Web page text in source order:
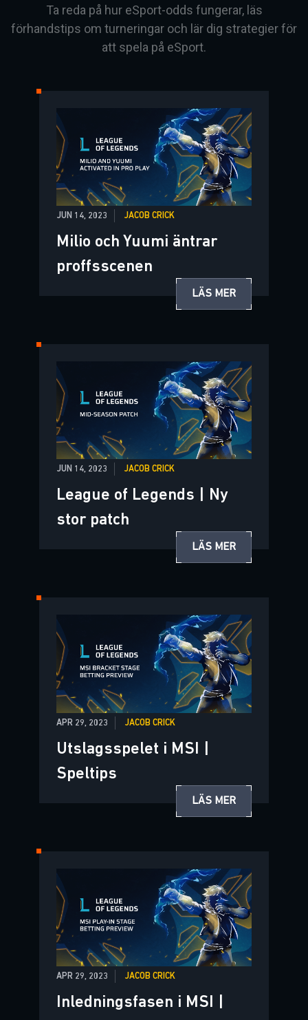
Ta reda på hur eSport-odds fungerar, läs
förhandstips om turneringar och lär dig strategier för
att spela på eSport.
JUN 14, 2023 JACOB CRICK
Milio och Yuumi äntrar
proffsscenen
LÄS MER
JUN 14, 2023 JACOB CRICK
League of Legends | Ny
stor patch
LÄS MER
APR 29, 2023 JACOB CRICK
Utslagsspelet i MSI |
Speltips
LÄS MER
APR 29, 2023 JACOB CRICK
Inledningsfasen i MSI |